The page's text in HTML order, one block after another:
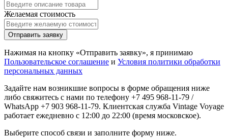
Желаемая стоимость
Отправить заявку
Нажимая на кнопку «Отправить заявку», я принимаю
Пользовательское соглашение и Условия политики обработки
персональных данных
Задайте нам возникшие вопросы в форме обращения ниже
либо свяжитесь с нами по телефону +7 495 968-11-79 /
WhatsApp +7 903 968-11-79. Клиентская служба Vintage Voyage
работает ежедневно с 12:00 до 22:00 (время московское).
Выберите способ связи и заполните форму ниже.